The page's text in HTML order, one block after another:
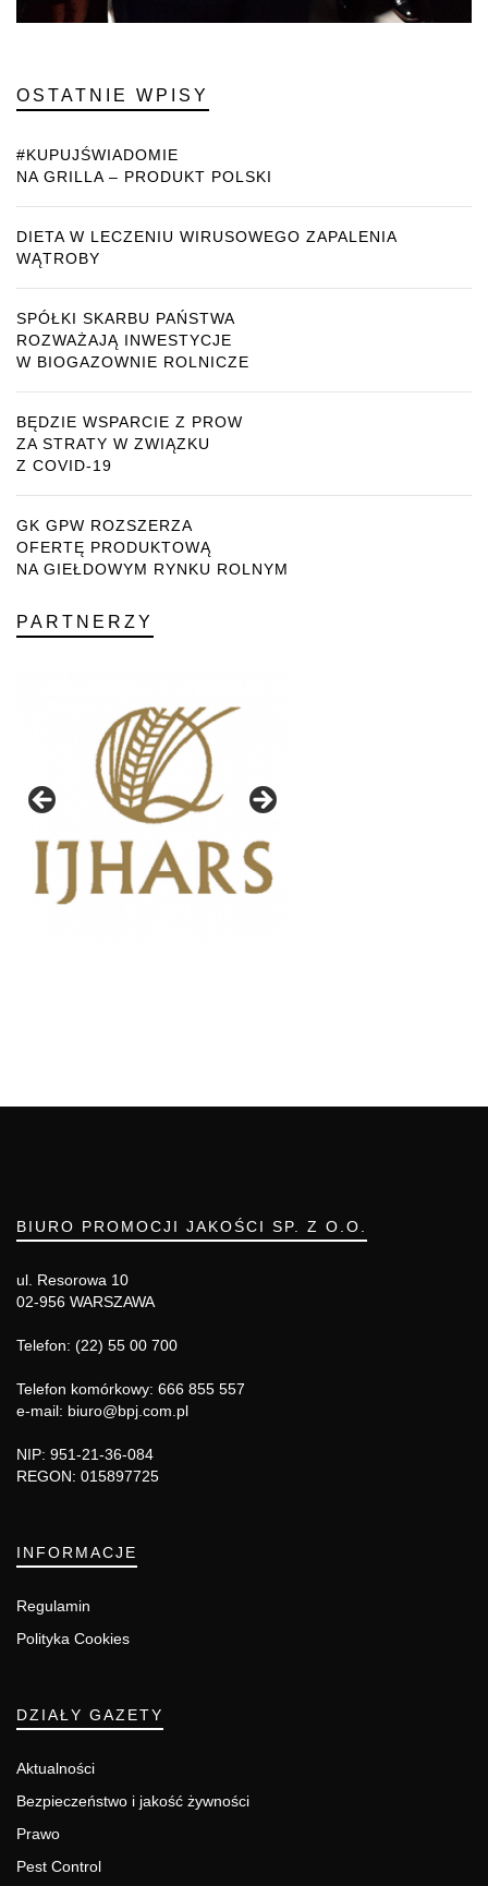
OSTATNIE WPISY
#KUPUJŚWIADOMIE
NA GRILLA – PRODUKT POLSKI
DIETA W LECZENIU WIRUSOWEGO ZAPALENIA
WĄTROBY
SPÓŁKI SKARBU PAŃSTWA
ROZWAŻAJĄ INWESTYCJE
W BIOGAZOWNIE ROLNICZE
BĘDZIE WSPARCIE Z PROW
ZA STRATY W ZWIĄZKU
Z COVID-19
GK GPW ROZSZERZA
OFERTĘ PRODUKTOWĄ
NA GIEŁDOWYM RYNKU ROLNYM
PARTNERZY
BIURO PROMOCJI JAKOŚCI SP. Z O.O.
ul. Resorowa 10
02-956 WARSZAWA
Telefon: (22) 55 00 700
Telefon komórkowy: 666 855 557
e-mail: biuro@bpj.com.pl
NIP: 951-21-36-084
REGON: 015897725
INFORMACJE
Regulamin
Polityka Cookies
DZIAŁY GAZETY
Aktualności
Bezpieczeństwo i jakość żywności
Prawo
Pest Control